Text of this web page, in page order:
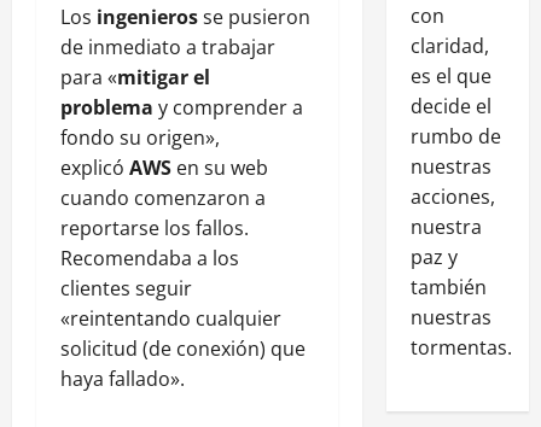
Los ingenierosse pusieron
de inmediato a trabajar
para «mitigar el
problema y comprender a
fondo su origen»,
explicó AWS en su web
cuando comenzaron a
reportarse los fallos.
Recomendaba a los
clientes seguir
«reintentando cualquier
solicitud (de conexión) que
haya fallado».
con
claridad,
es el que
decide el
rumbo de
nuestras
acciones,
nuestra
paz y
también
nuestras
tormentas.